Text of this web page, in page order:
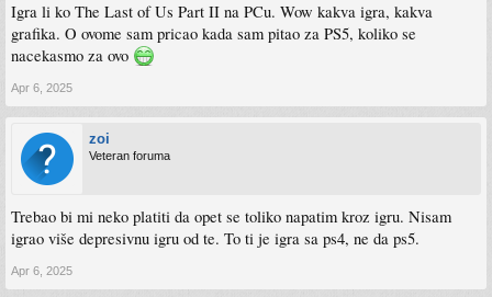
Igra li ko The Last of Us Part II na PCu. Wow kakva igra, kakva
grafika. O ovome sam pricao kada sam pitao za PS5, koliko se
nacekasmo za ovo
Apr 6, 2025
zoi
Veteran foruma
Trebao bi mi neko platiti da opet se toliko napatim kroz igru. Nisam
igrao više depresivnu igru od te. To ti je igra sa ps4, ne da ps5.
Apr 6, 2025